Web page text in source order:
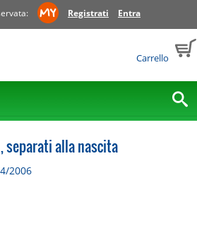
Registrati Entra
Carrello
separati alla nascita
2006